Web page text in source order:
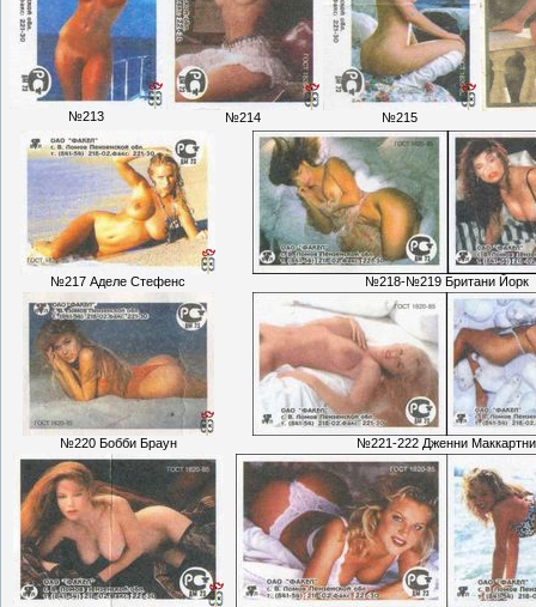
№213 №214 №215
№217 Аделе Стефенс №218-№219 Британи Йорк
№220 Бобби Браун №221-222 Дженни Маккартни